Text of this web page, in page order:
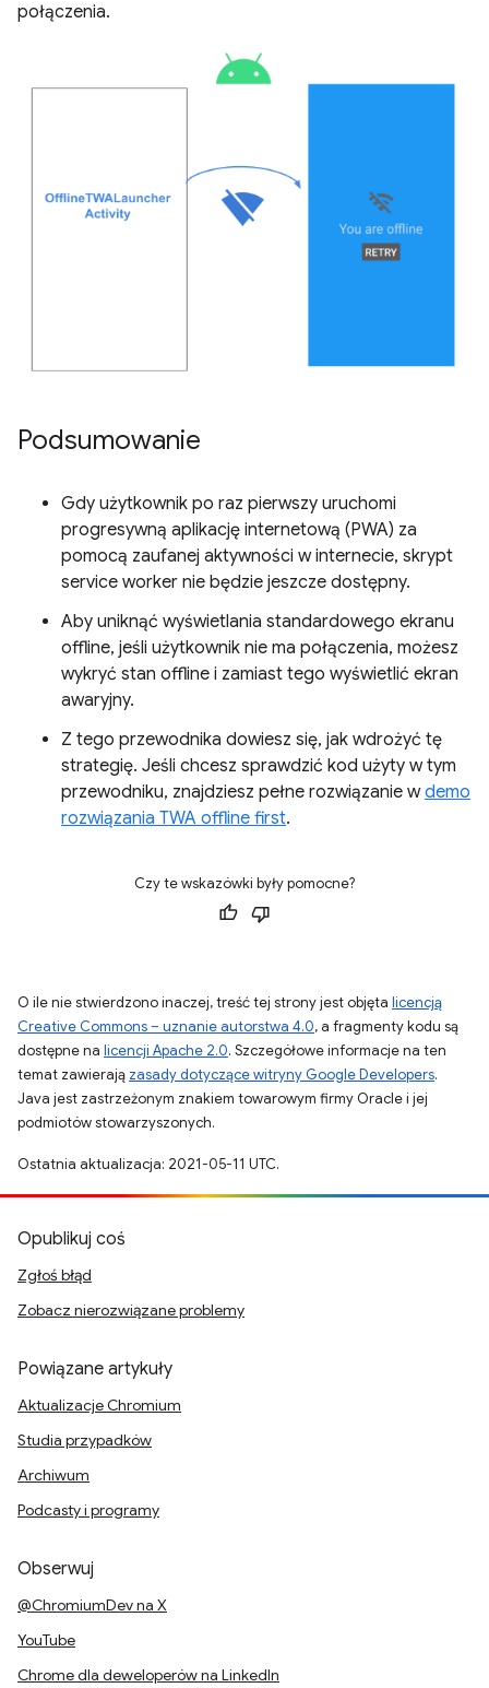
połączenia.
Podsumowanie
Gdy użytkownik po raz pierwszy uruchomi
progresywną aplikację internetową (PWA) za
pomocą zaufanej aktywności w internecie, skrypt
service worker nie będzie jeszcze dostępny.
Aby uniknąć wyświetlania standardowego ekranu
offline, jeśli użytkownik nie ma połączenia, możesz
wykryć stan offline i zamiast tego wyświetlić ekran
awaryjny.
Z tego przewodnika dowiesz się, jak wdrożyć tę
strategię. Jeśli chcesz sprawdzić kod użyty w tym
przewodniku, znajdziesz pełne rozwiązanie wdemo
rozwiązania TWA offline first.
Czy te wskazówki były pomocne?
O ile nie stwierdzono inaczej, treść tej strony jest objęta licencją
Creative Commons – uznanie autorstwa 4.0, a fragmenty kodu są
dostępne na licencji Apache 2.0. Szczegółowe informacje na ten
temat zawierają zasady dotyczące witryny Google Developers.
Java jest zastrzeżonym znakiem towarowym firmy Oracle i jej
podmiotów stowarzyszonych.
Ostatnia aktualizacja: 2021-05-11 UTC.
Opublikuj coś
Zgłoś błąd
Zobacz nierozwiązane problemy
Powiązane artykuły
Aktualizacje Chromium
Studia przypadków
Archiwum
Podcasty i programy
Obserwuj
@ChromiumDev na X
YouTube
Chrome dla deweloperów na LinkedIn